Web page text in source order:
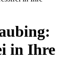
in Ihre